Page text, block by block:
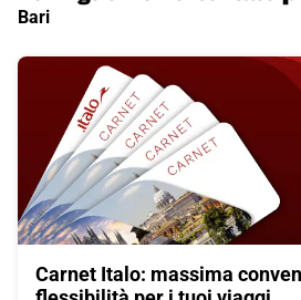
Bari
Carnet Italo: massima